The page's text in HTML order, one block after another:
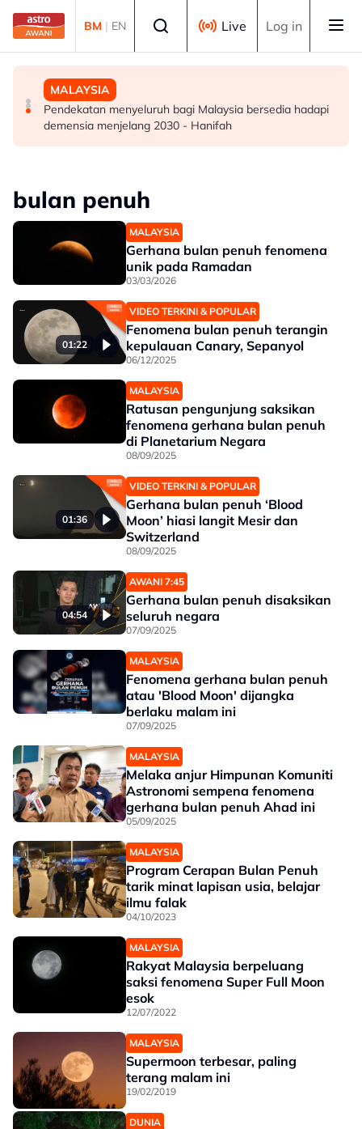
Skip to main content
BM | EN Live Log in
DUNIA
Kebakaran hutan di Gunung Bromo cecah 60 hektar,
sokongan udara digerakkan
DUNIA
Jerman naikkan anggaran kematian berkaitan haba
kepada hampir 12,000
MALAYSIA
Pendekatan menyeluruh bagi Malaysia bersedia hadapi
demensia menjelang 2030 - Hanifah
bulan penuh
MALAYSIA
Gerhana bulan penuh fenomena
unik pada Ramadan
03/03/2026
01:22
VIDEO TERKINI & POPULAR
Fenomena bulan penuh terangin
kepulauan Canary, Sepanyol
06/12/2025
MALAYSIA
Ratusan pengunjung saksikan
fenomena gerhana bulan penuh
di Planetarium Negara
08/09/2025
01:36
VIDEO TERKINI & POPULAR
Gerhana bulan penuh ‘Blood
Moon’ hiasi langit Mesir dan
Switzerland
08/09/2025
04:54
AWANI 7:45
Gerhana bulan penuh disaksikan
seluruh negara
07/09/2025
MALAYSIA
Fenomena gerhana bulan penuh
atau 'Blood Moon' dijangka
berlaku malam ini
07/09/2025
MALAYSIA
Melaka anjur Himpunan Komuniti
Astronomi sempena fenomena
gerhana bulan penuh Ahad ini
05/09/2025
MALAYSIA
Program Cerapan Bulan Penuh
tarik minat lapisan usia, belajar
ilmu falak
04/10/2023
MALAYSIA
Rakyat Malaysia berpeluang
saksi fenomena Super Full Moon
esok
12/07/2022
MALAYSIA
Supermoon terbesar, paling
terang malam ini
19/02/2019
DUNIA